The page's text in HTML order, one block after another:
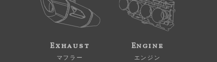
Exhaust
マフラー
Engine
エンジン